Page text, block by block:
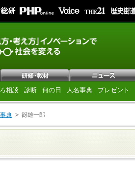
相談 診断 何の日 人名事典 プレゼント
典 谺雄一郎